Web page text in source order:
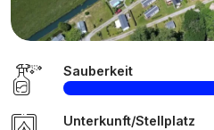
Sauberkeit
Unterkunft/Stellplatz